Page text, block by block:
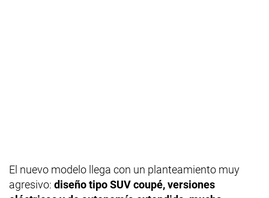
El nuevo modelo llega con un planteamiento muy
agresivo: diseño tipo SUV coupé, versiones